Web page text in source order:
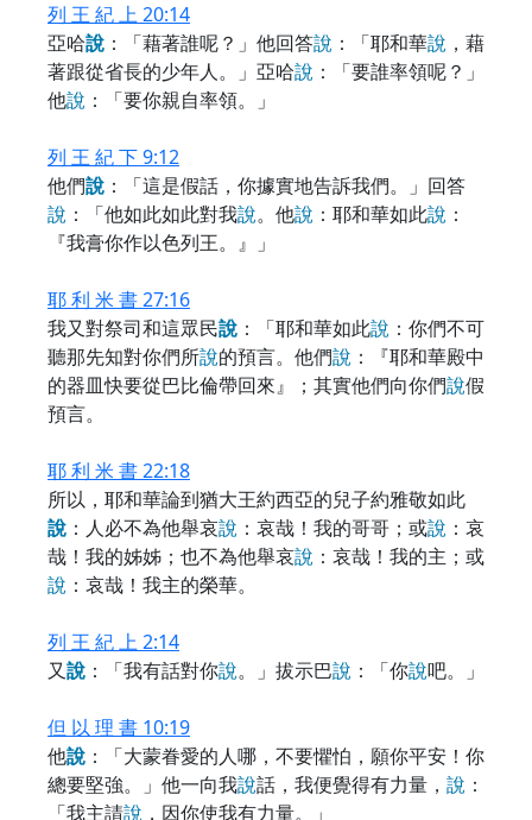
列 王 紀 上 20:14
亞哈說 ：「藉著誰呢？」他回答說 ：「耶和華說 ，藉
著跟從省長的少年人。」亞哈說 ：「要誰率領呢？」
他說 ：「要你親自率領。」
列 王 紀 下 9:12
他們說 ：「這是假話，你據實地告訴我們。」回答
說 ：「他如此如此對我說。他說 ：耶和華如此說 ：
『我膏你作以色列王。』」
耶 利 米 書 27:16
我又對祭司和這眾民說 ：「耶和華如此說 ：你們不可
聽那先知對你們所說的預言。他們說 ：『耶和華殿中
的器皿快要從巴比倫帶回來』；其實他們向你們說假
預言。
耶 利 米 書 22:18
所以，耶和華論到猶大王約西亞的兒子約雅敬如此
說 ：人必不為他舉哀說 ：哀哉！我的哥哥；或說 ：哀
哉！我的姊姊；也不為他舉哀說 ：哀哉！我的主；或
說 ：哀哉！我主的榮華。
列 王 紀 上 2:14
又說 ：「我有話對你說。」拔示巴說 ：「你說吧。」
但 以 理 書 10:19
他說 ：「大蒙眷愛的人哪，不要懼怕，願你平安！你
總要堅強。」他一向我說話，我便覺得有力量， 說 ：
「我主請說 ，因你使我有力量。」